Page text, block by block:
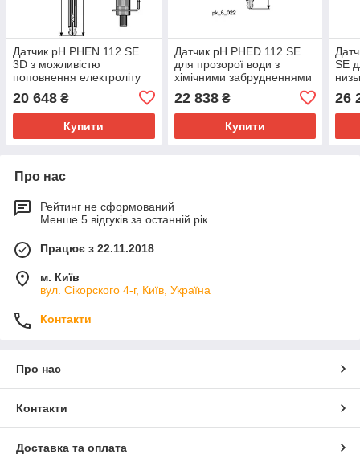
Датчик pH PHEN 112 SE
3D з можливістю
поповнення електроліту
20 648 ₴
Купити
Датчик pH PHED 112 SE
для прозорої води з
хімічними забрудненнями
22 838₴
Купити
SE
26
Про нас
Рейтинг не сформований
Менше 5 відгуків за останній рік
Працює з 22.11.2018
м. Київ
вул. Сікорского 4-г, Київ, Україна
Контакти
Про нас
Контакти
Доставка та оплата